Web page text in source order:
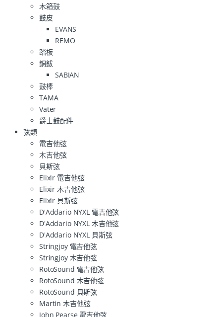
木箱鼓
鼓皮
EVANS
REMO
踏板
銅鈸
SABIAN
鼓棒
TAMA
Vater
爵士鼓配件
弦類
電吉他弦
木吉他弦
貝斯弦
Elixir 電吉他弦
Elixir 木吉他弦
Elixir 貝斯弦
D'Addario NYXL 電吉他弦
D'Addario NYXL 木吉他弦
D'Addario NYXL 貝斯弦
Stringjoy 電吉他弦
Stringjoy 木吉他弦
RotoSound 電吉他弦
RotoSound 木吉他弦
RotoSound 貝斯弦
Martin 木吉他弦
John Pearse 電吉他弦